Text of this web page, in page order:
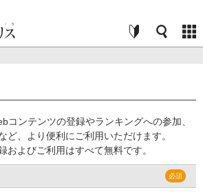
コンテンツの登録やランキングへの参加、
ど、より便利にご利用いただけます。
およびご利用はすべて無料です。